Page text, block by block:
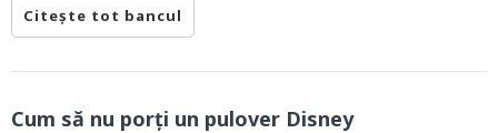
Citește tot bancul
Cum să nu porți un pulover Disney